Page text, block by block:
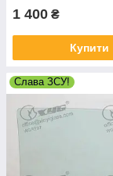
1 400 ₴
Купити
Слава ЗСУ!